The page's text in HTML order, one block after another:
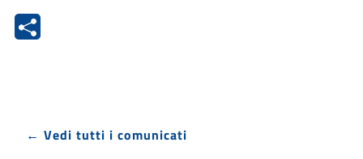
← Vedi tutti i comunicati